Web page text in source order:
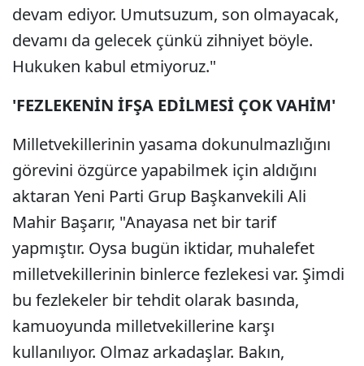
devam ediyor. Umutsuzum, son olmayacak,
devamı da gelecek çünkü zihniyet böyle.
Hukuken kabul etmiyoruz."
'FEZLEKENİN İFŞA EDİLMESİ ÇOK VAHİM'
Milletvekillerinin yasama dokunulmazlığını
görevini özgürce yapabilmek için aldığını
aktaran Yeni Parti Grup Başkanvekili Ali
Mahir Başarır, "Anayasa net bir tarif
yapmıştır. Oysa bugün iktidar, muhalefet
milletvekillerinin binlerce fezlekesi var. Şimdi
bu fezlekeler bir tehdit olarak basında,
kamuoyunda milletvekillerine karşı
kullanılıyor. Olmaz arkadaşlar. Bakın,